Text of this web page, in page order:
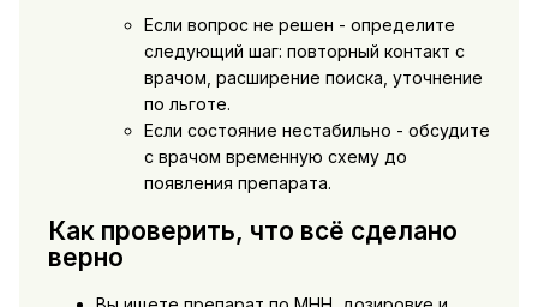
Если вопрос не решен - определите
следующий шаг: повторный контакт с
врачом, расширение поиска, уточнение
по льготе.
Если состояние нестабильно - обсудите
с врачом временную схему до
появления препарата.
Как проверить, что всё сделано
верно